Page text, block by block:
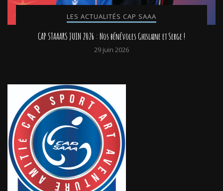
LES ACTUALITÉS CAP SAAA
CAP STAAARS JUIN 2026 : Nos bénévoles Ghislaine et Serge !
29 juin 2026